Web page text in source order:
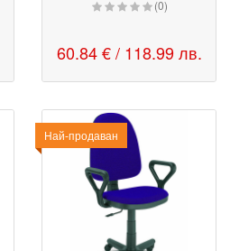
(0)
60.84 € / 118.99 лв.
Най-продаван